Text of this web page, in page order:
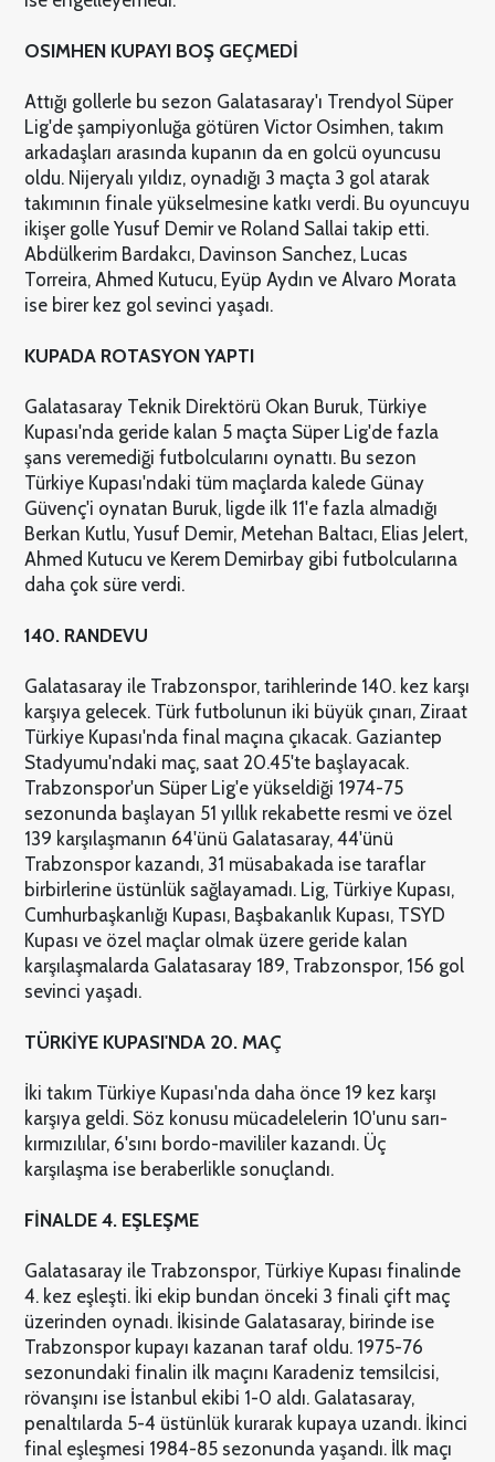
OSIMHEN KUPAYI BOŞ GEÇMEDİ
Attığı gollerle bu sezon Galatasaray'ı Trendyol Süper
Lig'de şampiyonluğa götüren Victor Osimhen, takım
arkadaşları arasında kupanın da en golcü oyuncusu
oldu. Nijeryalı yıldız, oynadığı 3 maçta 3 gol atarak
takımının finale yükselmesine katkı verdi. Bu oyuncuyu
ikişer golle Yusuf Demir ve Roland Sallai takip etti.
Abdülkerim Bardakcı, Davinson Sanchez, Lucas
Torreira, Ahmed Kutucu, Eyüp Aydın ve Alvaro Morata
ise birer kez gol sevinci yaşadı.
KUPADA ROTASYON YAPTI
Galatasaray Teknik Direktörü Okan Buruk, Türkiye
Kupası'nda geride kalan 5 maçta Süper Lig'de fazla
şans veremediği futbolcularını oynattı. Bu sezon
Türkiye Kupası'ndaki tüm maçlarda kalede Günay
Güvenç'i oynatan Buruk, ligde ilk 11'e fazla almadığı
Berkan Kutlu, Yusuf Demir, Metehan Baltacı, Elias Jelert,
Ahmed Kutucu ve Kerem Demirbay gibi futbolcularına
daha çok süre verdi.
140. RANDEVU
Galatasaray ile Trabzonspor, tarihlerinde 140. kez karşı
karşıya gelecek. Türk futbolunun iki büyük çınarı, Ziraat
Türkiye Kupası'nda final maçına çıkacak. Gaziantep
Stadyumu'ndaki maç, saat 20.45'te başlayacak.
Trabzonspor'un Süper Lig'e yükseldiği 1974-75
sezonunda başlayan 51 yıllık rekabette resmi ve özel
139 karşılaşmanın 64'ünü Galatasaray, 44'ünü
Trabzonspor kazandı, 31 müsabakada ise taraflar
birbirlerine üstünlük sağlayamadı. Lig, Türkiye Kupası,
Cumhurbaşkanlığı Kupası, Başbakanlık Kupası, TSYD
Kupası ve özel maçlar olmak üzere geride kalan
karşılaşmalarda Galatasaray 189, Trabzonspor, 156 gol
sevinci yaşadı.
TÜRKİYE KUPASI'NDA 20. MAÇ
İki takım Türkiye Kupası'nda daha önce 19 kez karşı
karşıya geldi. Söz konusu mücadelelerin 10'unu sarı-
kırmızılılar, 6'sını bordo-mavililer kazandı. Üç
karşılaşma ise beraberlikle sonuçlandı.
FİNALDE 4. EŞLEŞME
Galatasaray ile Trabzonspor, Türkiye Kupası finalinde
4. kez eşleşti. İki ekip bundan önceki 3 finali çift maç
üzerinden oynadı. İkisinde Galatasaray, birinde ise
Trabzonspor kupayı kazanan taraf oldu. 1975-76
sezonundaki finalin ilk maçını Karadeniz temsilcisi,
rövanşını ise İstanbul ekibi 1-0 aldı. Galatasaray,
penaltılarda 5-4 üstünlük kurarak kupaya uzandı. İkinci
final eşleşmesi 1984-85 sezonunda yaşandı. İlk maçı